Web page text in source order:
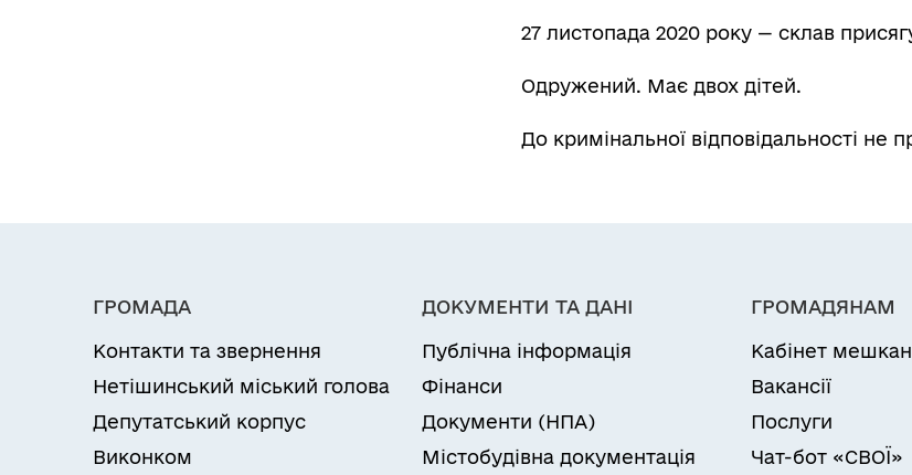
27 листопада 2020 року — склав
Одружений. Має двох дітей.
До кримінальної відповідальності не
ГРОМАДА
Контакти та звернення
Нетішинський міський голова
Депутатський корпус
Виконком
ДОКУМЕНТИ ТА ДАНІ
Публічна інформація
Фінанси
Документи (НПА)
Містобудівна документація
ГРОМАДЯНАМ
Кабінет
Вакансії
Послуги
Чат-бот «СВОЇ»